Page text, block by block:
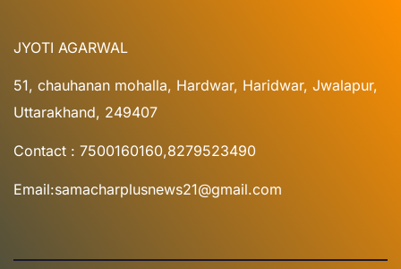
JYOTI AGARWAL
51, chauhanan mohalla, Hardwar, Haridwar, Jwalapur,
Uttarakhand, 249407
Contact : 7500160160,8279523490
Email:samacharplusnews21@gmail.com